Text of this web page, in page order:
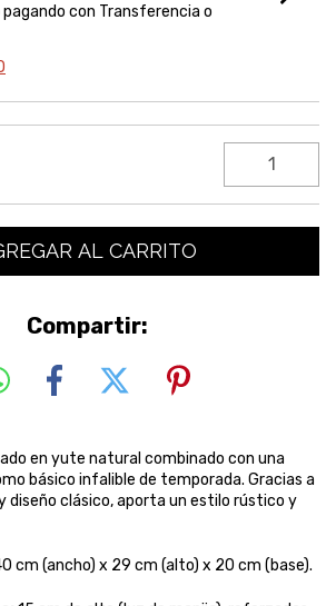
pagando con Transferencia o
Compartir:
en yute natural combinado con una
básico infalible de temporada. Gracias a
diseño clásico, aporta un estilo rústico y
cm (ancho) x 29 cm (alto) x 20 cm (base).